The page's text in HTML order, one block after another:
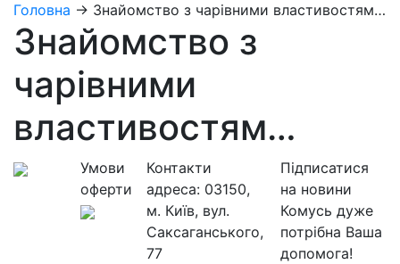
Головна → Знайомство з чарівними властивостям…
Знайомство з
чарівними
властивостям…
Умови
оферти
Контакти
адреса: 03150,
м. Київ, вул.
Саксаганського,
77
Підписатися
на новини
Комусь дуже
потрібна Ваша
допомога!